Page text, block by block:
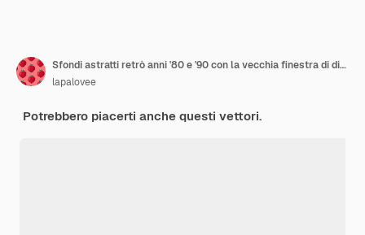
Sfondi astratti retrò anni '80 e '90 con la vecchia finestra di dialogo dell'interfaccia utente del computer
lapalovee
Potrebbero piacerti anche questi vettori.